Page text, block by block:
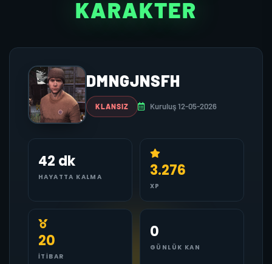
KARAKTER
DMNGJNSFH
KLANSIZ Kuruluş 12-05-2026
42 dk
HAYATTA KALMA 3.276
XP
20
İTIBAR
0
GÜNLÜK KAN